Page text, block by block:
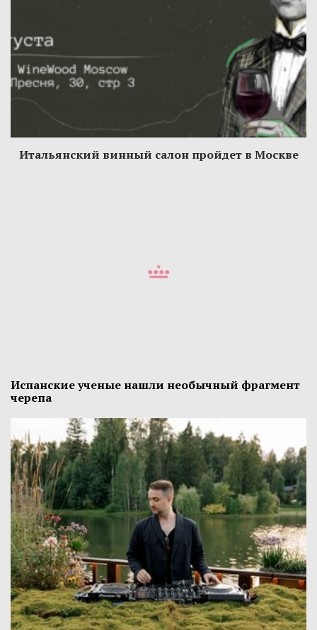
Итальянский винный салон пройдет в Москве
Испанские ученые нашли необычный фрагмент
черепа